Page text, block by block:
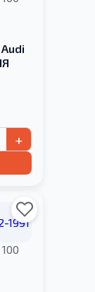
+
100